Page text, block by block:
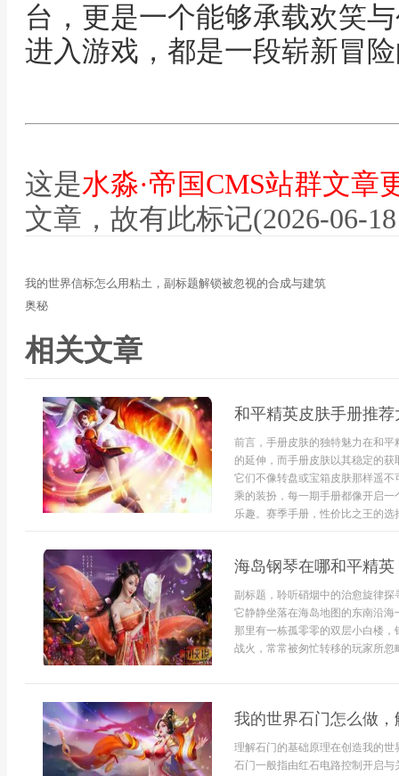
台，更是一个能够承载欢笑
进入游戏，都是一段崭新冒
这是水淼·帝国CMS站群文章
文章，故有此标记(2026-06-
我的世界信标怎么用粘土，副标题解锁被忽视的合成与建筑
奥秘
相关文章
和平精英皮肤手册推
前言，手册皮肤的独特魅力在和
的延伸，而手册皮肤以其稳定的
它们不像转盘或宝箱皮肤那样遥
乘的装扮，每一期手册都像开启
乐趣。赛季手册，性价比之王的
海岛钢琴在哪和平精
副标题，聆听硝烟中的治愈旋律
它静静坐落在海岛地图的东南沿
那里有一栋孤零零的双层小白楼
战火，常常被匆忙转移的玩家所忽
我的世界石门怎么做
理解石门的基础原理在创造我的
石门一般指由红石电路控制开启